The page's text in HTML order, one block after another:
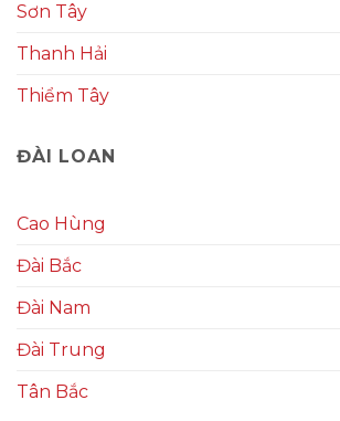
Sơn Tây
Thanh Hải
Thiểm Tây
ĐÀI LOAN
Cao Hùng
Đài Bắc
Đài Nam
Đài Trung
Tân Bắc